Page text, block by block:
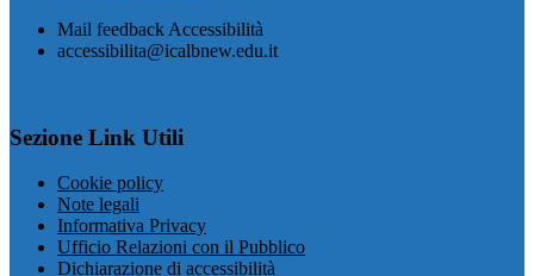
Mail feedback Accessibilità
accessibilita@icalbnew.edu.it
Sezione Link Utili
Cookie policy
Note legali
Informativa Privacy
Ufficio Relazioni con il Pubblico
Dichiarazione di accessibilità